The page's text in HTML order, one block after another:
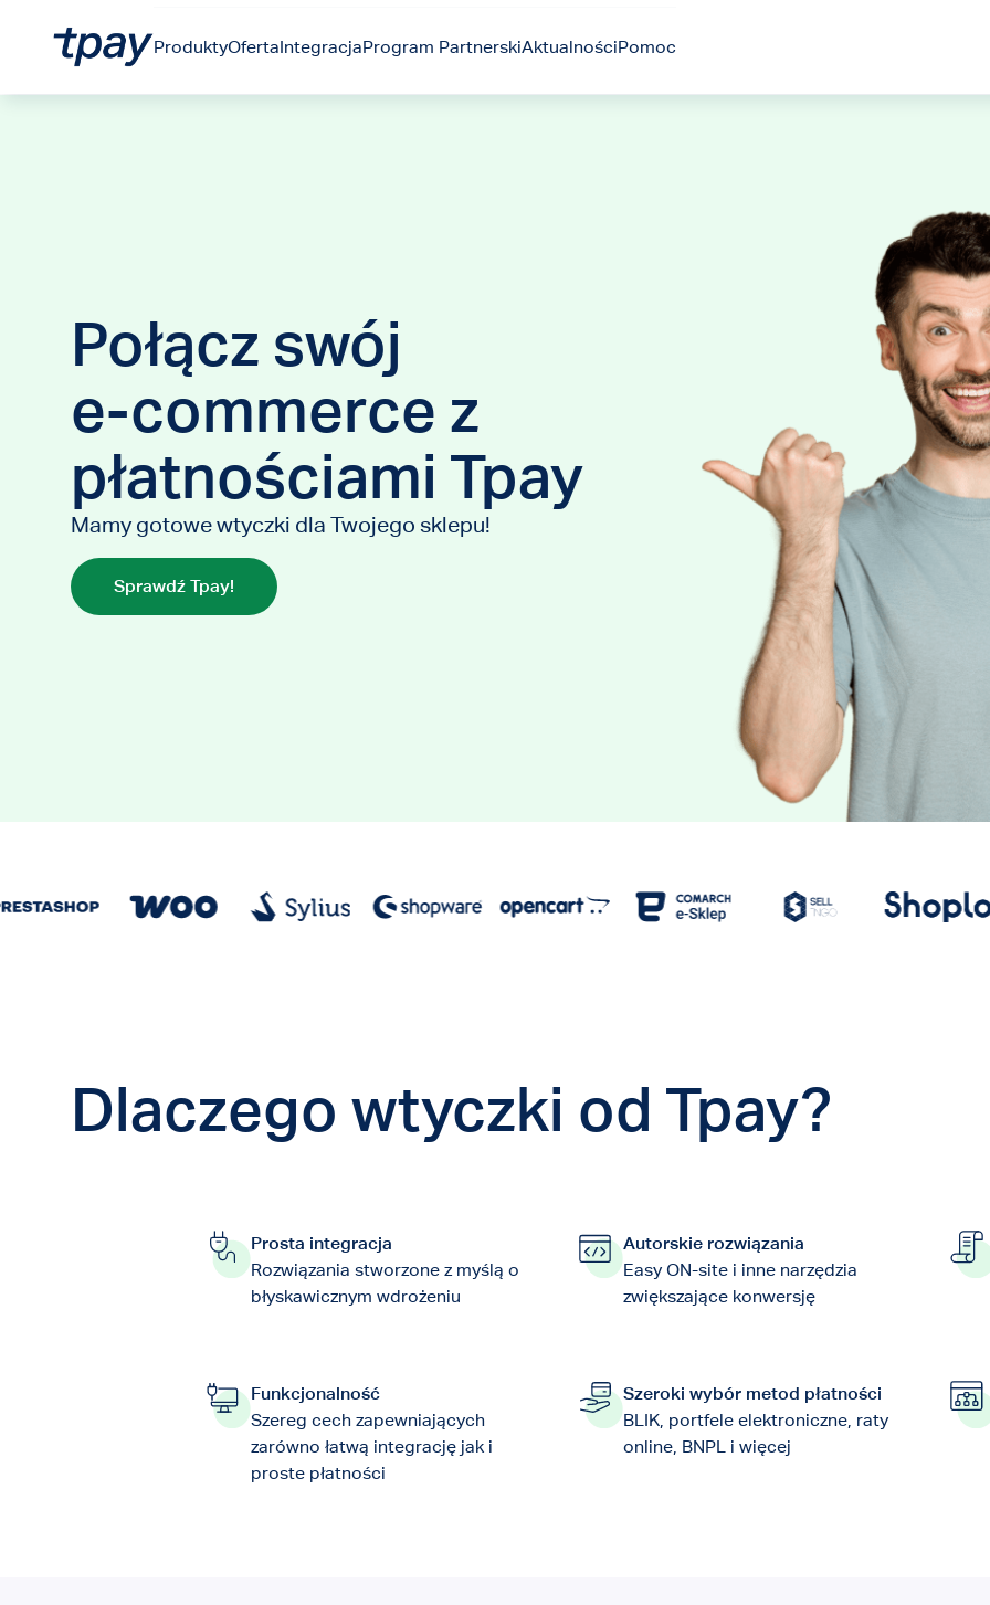
ProduktyOfertaIntegracjaProgram PartnerskiAktualnościPomoc
Połącz swój
e-commerce z
płatnościami Tpay
Mamy gotowe wtyczki dla Twojego sklepu!
Sprawdź Tpay!
Dlaczego wtyczki od Tpay?
Prosta integracja
Rozwiązania stworzone z myślą o
błyskawicznym wdrożeniu
Autorskie rozwiązania
Easy ON-site i inne narzędzia
zwiększające konwersję
Funkcjonalność
Szereg cech zapewniających
zarówno łatwą integrację jak i
proste płatności
Szeroki wybór metod płatności
BLIK, portfele elektroniczne, raty
online, BNPL i więcej